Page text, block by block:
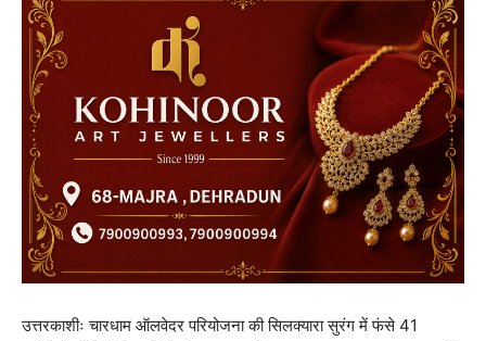
उत्तरकाशीः चारधाम ऑलवेदर परियोजना की सिलक्यारा सुरंग में फंसे 41